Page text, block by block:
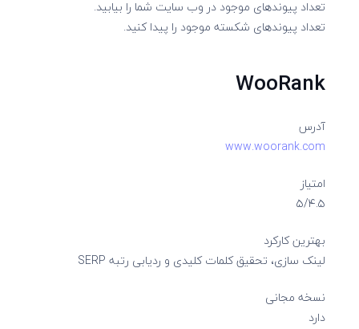
تعداد پیوندهای موجود در وب سایت شما را بیابید.
تعداد پیوندهای شکسته موجود را پیدا کنید.
WooRank
آدرس
www.woorank.com
امتیاز
۵/۴.۵
بهترین کارکرد
لینک سازی، تحقیق کلمات کلیدی و ردیابی رتبه SERP
نسخه مجانی
دارد